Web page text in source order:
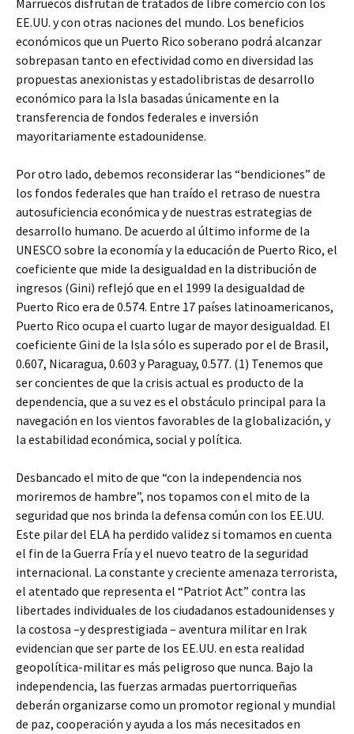
Marruecos disfrutan de tratados de libre comercio con los
EE.UU. y con otras naciones del mundo. Los beneficios
económicos que un Puerto Rico soberano podrá alcanzar
sobrepasan tanto en efectividad como en diversidad las
propuestas anexionistas y estadolibristas de desarrollo
económico para la Isla basadas únicamente en la
transferencia de fondos federales e inversión
mayoritariamente estadounidense.
Por otro lado, debemos reconsiderar las “bendiciones” de
los fondos federales que han traído el retraso de nuestra
autosuficiencia económica y de nuestras estrategias de
desarrollo humano. De acuerdo al último informe de la
UNESCO sobre la economía y la educación de Puerto Rico, el
coeficiente que mide la desigualdad en la distribución de
ingresos (Gini) reflejó que en el 1999 la desigualdad de
Puerto Rico era de 0.574. Entre 17 países latinoamericanos,
Puerto Rico ocupa el cuarto lugar de mayor desigualdad. El
coeficiente Gini de la Isla sólo es superado por el de Brasil,
0.607, Nicaragua, 0.603 y Paraguay, 0.577. (1) Tenemos que
ser concientes de que la crisis actual es producto de la
dependencia, que a su vez es el obstáculo principal para la
navegación en los vientos favorables de la globalización, y
la estabilidad económica, social y política.
Desbancado el mito de que “con la independencia nos
moriremos de hambre”, nos topamos con el mito de la
seguridad que nos brinda la defensa común con los EE.UU.
Este pilar del ELA ha perdido validez si tomamos en cuenta
el fin de la Guerra Fría y el nuevo teatro de la seguridad
internacional. La constante y creciente amenaza terrorista,
el atentado que representa el “Patriot Act” contra las
libertades individuales de los ciudadanos estadounidenses y
la costosa –y desprestigiada – aventura militar en Irak
evidencian que ser parte de los EE.UU. en esta realidad
geopolítica-militar es más peligroso que nunca. Bajo la
independencia, las fuerzas armadas puertorriqueñas
deberán organizarse como un promotor regional y mundial
de paz, cooperación y ayuda a los más necesitados en